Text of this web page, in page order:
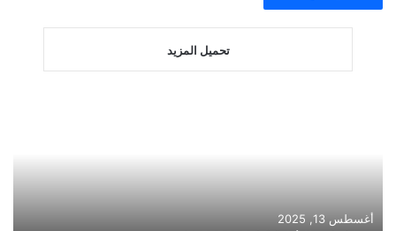
تحميل المزيد
أغسطس 13, 2025